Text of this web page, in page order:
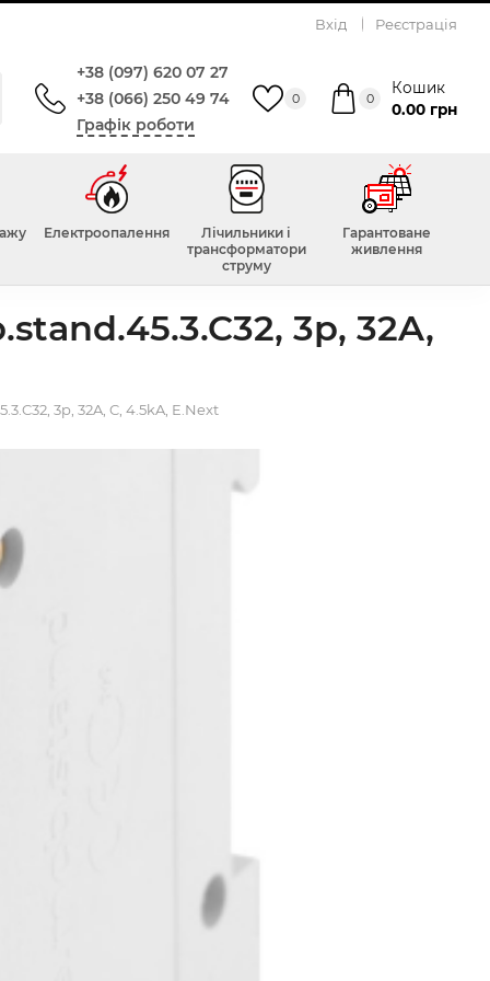
Вхід Реєстрація
+38 (097) 620 07 27
+38 (066) 250 49 74
Графік роботи
0 0
Кошик
0.00 грн
Електроопалення
Лічильники і
трансформатори
струму
Гарантоване
живлення
3p, 32A,
3p, 32A, C, 4.5kA, E.Next